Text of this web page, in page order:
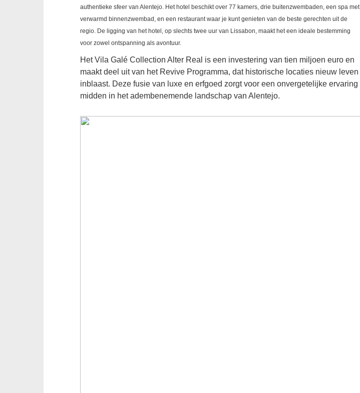
authentieke sfeer van Alentejo. Het hotel beschikt over 77 kamers, drie buitenzwembaden, een spa met
verwarmd binnenzwembad, en een restaurant waar je kunt genieten van de beste gerechten uit de
regio. De ligging van het hotel, op slechts twee uur van Lissabon, maakt het een ideale bestemming
voor zowel ontspanning als avontuur.
Het Vila Galé Collection Alter Real is een investering van tien miljoen euro en
maakt deel uit van het Revive Programma, dat historische locaties nieuw leven
inblaast. Deze fusie van luxe en erfgoed zorgt voor een onvergetelijke ervaring
midden in het adembenemende landschap van Alentejo.